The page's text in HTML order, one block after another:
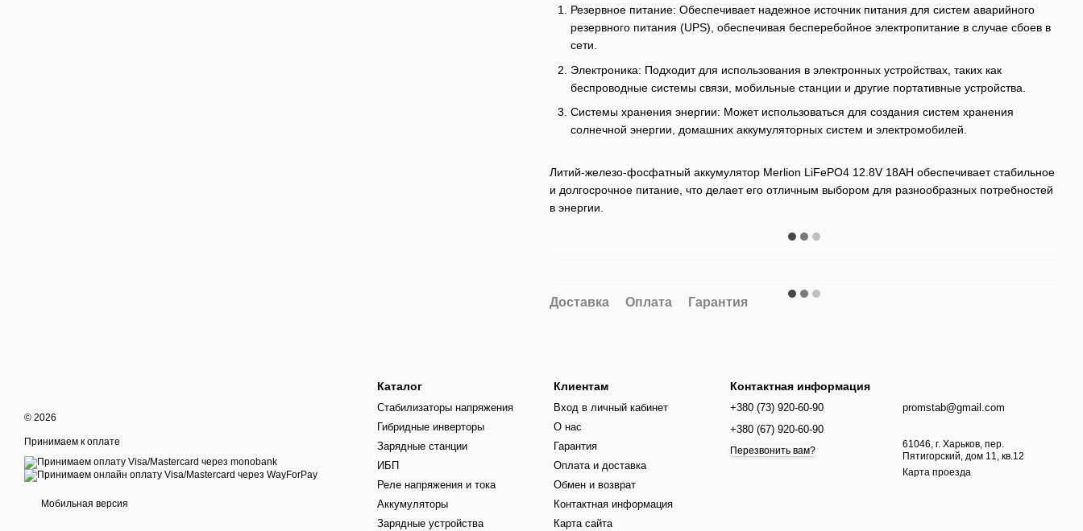
Резервное питание: Обеспечивает надежное источник питания для систем аварийного
резервного питания (UPS), обеспечивая бесперебойное электропитание в случае сбоев в
сети.
Электроника: Подходит для использования в электронных устройствах, таких как
беспроводные системы связи, мобильные станции и другие портативные устройства.
Системы хранения энергии: Может использоваться для создания систем хранения
солнечной энергии, домашних аккумуляторных систем и электромобилей.
Литий-железо-фосфатный аккумулятор Merlion LiFePO4 12.8V 18AH обеспечивает стабильное
и долгосрочное питание, что делает его отличным выбором для разнообразных потребностей
в энергии.
Доставка Оплата Гарантия
© 2026
Принимаем к оплате
Мобильная версия
Каталог
Стабилизаторы напряжения
Гибридные инверторы
Зарядные станции
ИБП
Реле напряжения и тока
Аккумуляторы
Зарядные устройства
Клиентам
Вход в личный кабинет
О нас
Гарантия
Оплата и доставка
Обмен и возврат
Контактная информация
Карта сайта
Контактная информация
+380 (73) 920-60-90
+380 (67) 920-60-90
Перезвонить вам?
promstab@gmail.com
61046, г. Харьков, пер.
Пятигорский, дом 11, кв.12
Карта проезда